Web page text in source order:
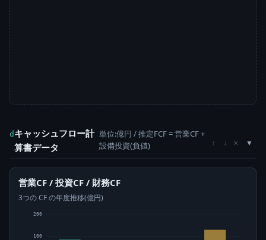
d キャッシュフロー計
算書データ
単位:億円 / 推定FCF = 営業CF +
設備投資(負値)
↑ ↓ ×
営業CF / 投資CF / 財務CF
3つの CF の年度推移(億円)
100
200